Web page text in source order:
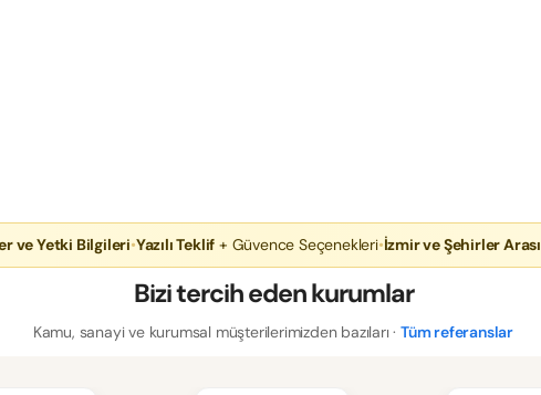
ve Yetki Bilgileri•Yazılı Teklif + Güvence Seçenekleri•İzmir ve Şehirler Arası
Bizi tercih eden kurumlar
Kamu, sanayi ve kurumsal müşterilerimizden bazıları ·Tüm referanslar